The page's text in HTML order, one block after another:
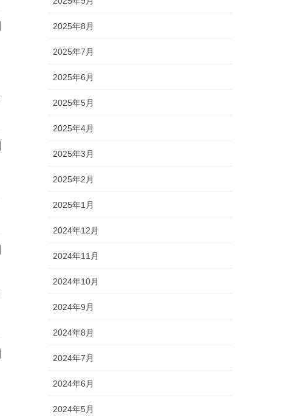
2025年8月
2025年7月
2025年6月
2025年5月
2025年4月
2025年3月
2025年2月
2025年1月
2024年12月
2024年11月
2024年10月
2024年9月
2024年8月
2024年7月
2024年6月
2024年5月